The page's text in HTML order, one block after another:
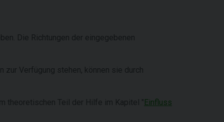
Die Richtungen der eingegebenen
zur Verfügung stehen, können sie durch
theoretischen Teil der Hilfe im Kapitel "Einfluss